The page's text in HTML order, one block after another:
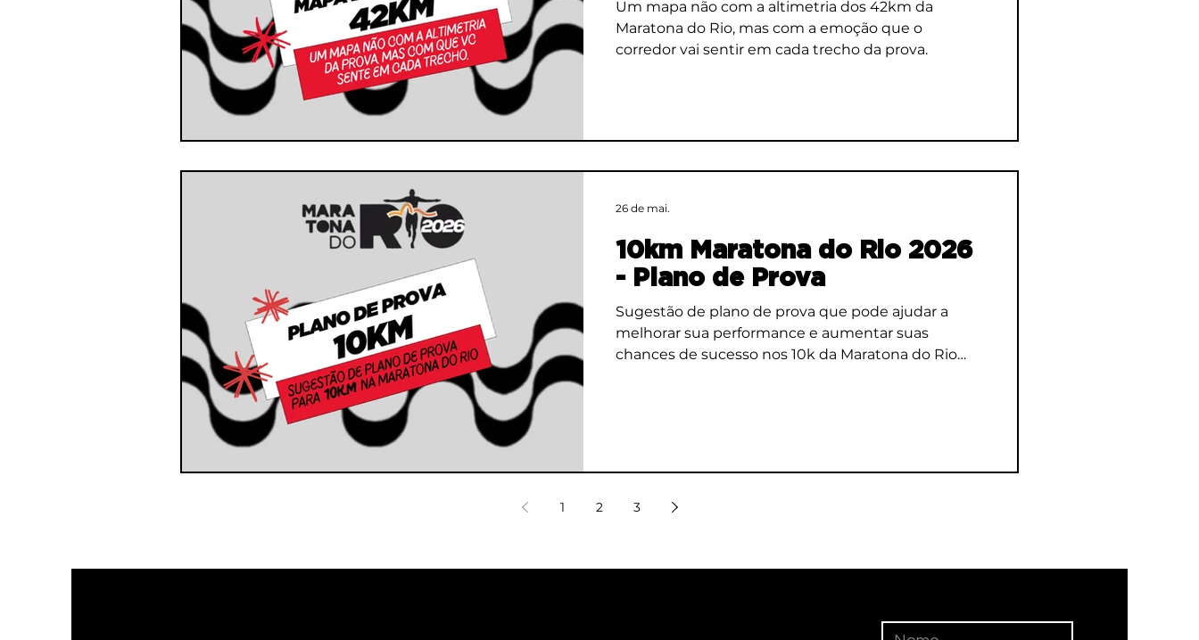
Um mapa não com a altimetria dos 42km da
Maratona do Rio, mas com a emoção que o
corredor vai sentir em cada trecho da prova.
10km Maratona do Rio 2026
- Plano de Prova
Sugestão de plano de prova que pode ajudar a
melhorar sua performance e aumentar suas
chances de sucesso nos 10k da Maratona do Rio
26 de mai.
1 2 3